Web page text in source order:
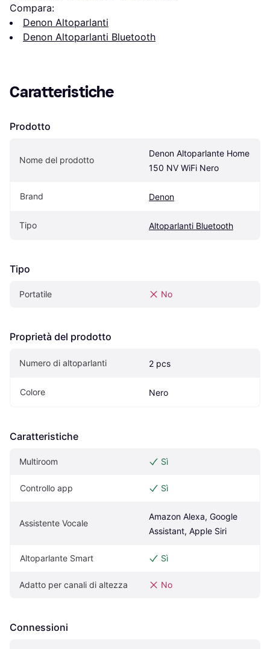
Compara:
Denon Altoparlanti
Denon Altoparlanti Bluetooth
Caratteristiche
Prodotto
Nome del prodotto
Denon Altoparlante Home
150 NV WiFi Nero
Brand Denon
Tipo Altoparlanti Bluetooth
Tipo
Portatile No
Proprietà del prodotto
Numero di altoparlanti 2 pcs
Colore Nero
Caratteristiche
Multiroom Sì
Controllo app Sì
Assistente Vocale
Amazon Alexa, Google
Assistant, Apple Siri
Altoparlante Smart Sì
Adatto per canali di altezza No
Connessioni